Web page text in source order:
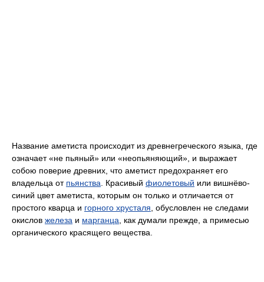
Название аметиста происходит из древнегреческого языка, где
означает «не пьяный» или «неопьяняющий», и выражает
собою поверие древних, что аметист предохраняет его
владельца от пьянства . Красивый фиолетовый или вишнёво-
синий цвет аметиста, которым он только и отличается от
простого кварца и горного хрусталя , обусловлен не следами
окислов железа и марганца , как думали прежде, а примесью
органического красящего вещества.